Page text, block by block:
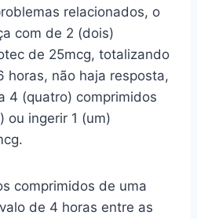
relacionados, o
com de 2 (dois)
de 25mcg, totalizando
horas, não haja resposta,
4 (quatro) comprimidos
ou ingerir 1 (um)
comprimidos de uma
de 4 horas entre as